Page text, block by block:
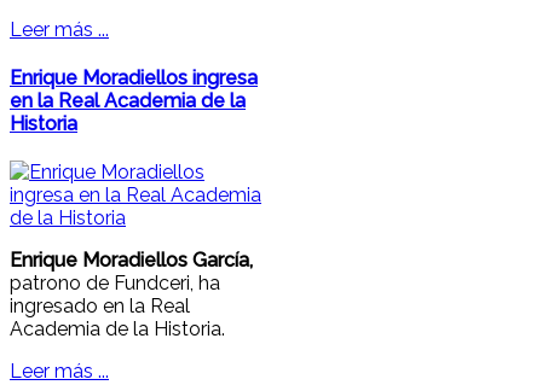
Leer más ...
Enrique Moradiellos ingresa
en la Real Academia de la
Historia
Enrique Moradiellos García,
patrono de Fundceri, ha
ingresado en la Real
Academia de la Historia.
Leer más ...